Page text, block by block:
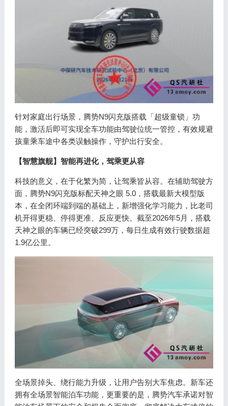
针对家庭出行场景，腾势N9闪充版搭载「超级童锁」功
能，激活后即可实现全车功能由驾驶位统一管控，有效规避
孩童乘车途中各类误触操作，守护出行安全。
【智慧旗舰】智能再进化，驾乘更从容
科技的意义，在于化繁为简，让驾乘皆从容。在辅助驾驶方
面，腾势N9闪充版标配天神之眼 5.0，搭载最新大模型版
本，在全闭环端到端的基础上，新增强化学习能力，比老司
机开得更稳、停得更准、反应更快。截至2026年5月，搭载
天神之眼的车辆已经突破299万，每日生成有效行驶数据超
1.9亿公里。
全场景掉头、绕行能力升级，让用户告别大车焦虑。新车还
拥有全场景智能泊车功能，更重要的是，腾势汽车承诺对智